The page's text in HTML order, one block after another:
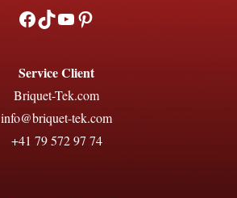
Facebook
TikTokYouTubePinterest
Service Client
Briquet-Tek.com
info@briquet-tek.com
+41 79 572 97 74